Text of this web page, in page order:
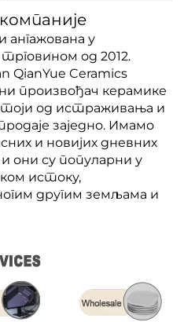
ангажована у
од 2012.
QianYue Ceramics
произвођач керамике
од истраживања и
заједно. Имамо
и новијих дневних
они су популарни у
истоку,
другим земљама и